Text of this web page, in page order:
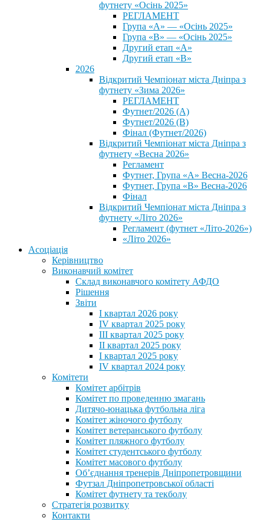
футнету «Осінь 2025»
РЕГЛАМЕНТ
Група «А» — «Осінь 2025»
Група «В» — «Осінь 2025»
Другий етап «А»
Другий етап «В»
2026
Відкритий Чемпіонат міста Дніпра з
футнету «Зима 2026»
РЕГЛАМЕНТ
Футнет/2026 (А)
Футнет/2026 (В)
Фінал (Футнет/2026)
Відкритий Чемпіонат міста Дніпра з
футнету «Весна 2026»
Регламент
Футнет, Група «А» Весна-2026
Футнет, Група «В» Весна-2026
Фінал
Відкритий Чемпіонат міста Дніпра з
футнету «Літо 2026»
Регламент (футнет «Літо-2026»)
«Літо 2026»
Асоціація
Керівництво
Виконавчий комітет
Склад виконавчого комітету АФДО
Рішення
Звіти
I квартал 2026 року
IV квартал 2025 року
III квартал 2025 року
II квартал 2025 року
I квартал 2025 року
IV квартал 2024 року
Комітети
Комітет арбітрів
Комітет по проведенню змагань
Дитячо-юнацька футбольна ліга
Комітет жіночого футболу
Комітет ветеранського футболу
Комітет пляжного футболу
Комітет студентського футболу
Комітет масового футболу
Обʼєднання тренерів Дніпропетровщини
Футзал Дніпропетровської області
Комітет футнету та текболу
Стратегія розвитку
Контакти